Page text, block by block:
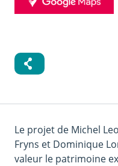
GOOGLE
Le projet de Michel
Fryns et Dominique
valeur le patrimoine